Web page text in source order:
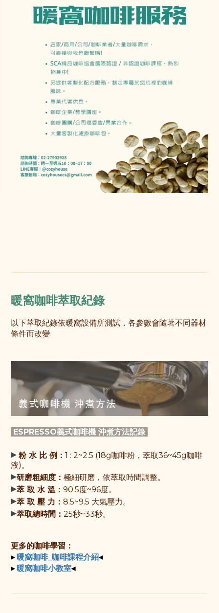
暖窩咖啡萃取紀錄
以下萃取紀錄依暖窩設備所測試，各參數會隨著不同器材
條件而改變
ESPRESSO義式咖啡機 沖煮方法記錄
▸ 粉 水 比 例： 1 : 2~2.5 (18g咖啡粉，萃取36~45g咖啡
液)。
▸研磨粗細度： 極細研磨，依萃取時間調整。
▸萃 取 水 溫： 90.5度~96度。
▸萃 取 壓 力： 8.5~9.5 大氣壓力。
▸萃取總時間： 25秒~33秒。
更多的咖啡學習：
▸ 暖窩咖啡_咖啡課程介紹◂
▸ 暖窩咖啡小教室◂